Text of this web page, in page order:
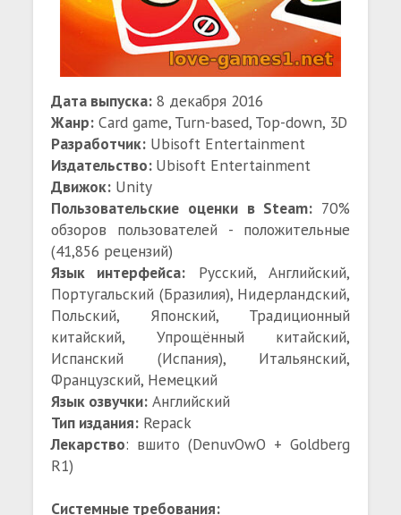
Дата выпуска: 8 декабря 2016
Жанр: Card game, Turn-based, Top-down, 3D
Разработчик: Ubisoft Entertainment
Издательство: Ubisoft Entertainment
Движок: Unity
Пользовательские оценки в Steam: 70%
обзоров пользователей - положительные
(41,856 рецензий)
Язык интерфейса: Русский, Английский,
Португальский (Бразилия), Нидерландский,
Польский, Японский, Традиционный
китайский, Упрощённый китайский,
Испанский (Испания), Итальянский,
Французский, Немецкий
Язык озвучки: Английский
Тип издания: Repack
Лекарство: вшито (DenuvOwO + Goldberg
R1)
Системные требования: